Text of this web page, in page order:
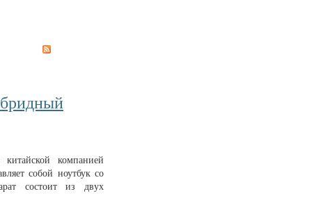
компанией
собой ноутбук со
состоит из двух